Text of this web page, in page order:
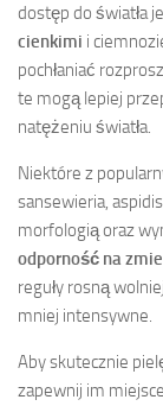
dostęp do światła
cienkimi i
pochłaniać
te mogą lepiej
natężeniu światła.
Niektóre z
sansewieria,
morfologią oraz
odporność na
reguły rosną
mniej intensywne.
Aby skutecznie
zapewnij im